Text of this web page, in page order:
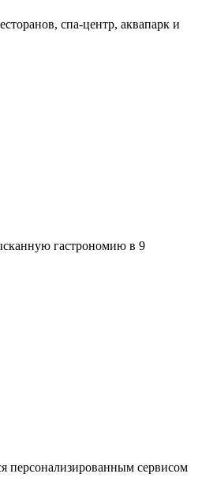
спа-центр, аквапарк и
гастрономию в 9
персонализированным сервисом